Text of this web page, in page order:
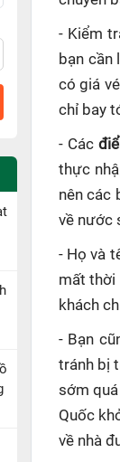
- Kiểm
bạn cần
có giá
chỉ bay
- Các
thực
nên các
về nước
- Họ và
mất thời
khách
- Bạn
tránh bị
sớm quá
Quốc
về nhà